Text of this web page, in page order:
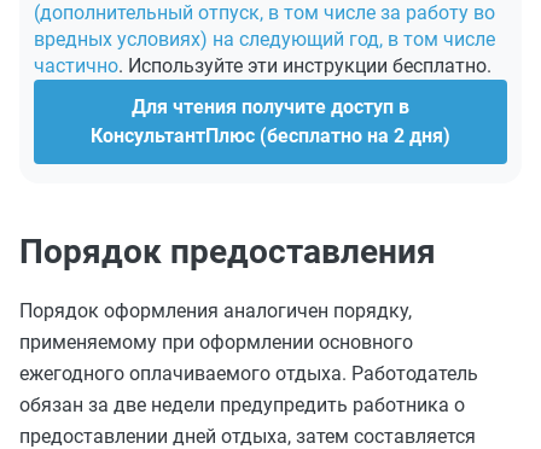
(дополнительный отпуск, в том числе за работу во
вредных условиях) на следующий год, в том числе
частично. Используйте эти инструкции бесплатно.
Для чтения получите доступ в
КонсультантПлюс (бесплатно на 2 дня)
Порядок предоставления
Порядок оформления аналогичен порядку,
применяемому при оформлении основного
ежегодного оплачиваемого отдыха. Работодатель
обязан за две недели предупредить работника о
предоставлении дней отдыха, затем составляется